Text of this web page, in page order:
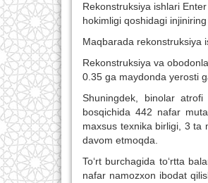
Rekonstruksiya ishlari
hokimligi qoshidagi
Maqbarada rekonstruksiya
Rekonstruksiya va
0.35 ga maydonda yerosti
Shuningdek, binolar
bosqichida 442 nafar
maxsus texnika birligi, 3 ta
davom etmoqda.
To‘rt burchagida to‘rtta
nafar namozxon ibodat